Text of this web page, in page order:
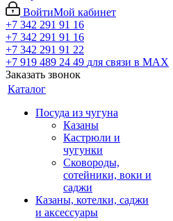
ВойтиМой кабинет
+7 342 291 91 16
+7 342 291 91 16
+7 342 291 91 22
+7 919 489 24 49 для связи в МАХ
Заказать звонок
Каталог
Посуда из чугуна
Казаны
Кастрюли и
чугунки
Сковороды,
сотейники, воки и
саджи
Казаны, котелки, саджи
и аксессуары